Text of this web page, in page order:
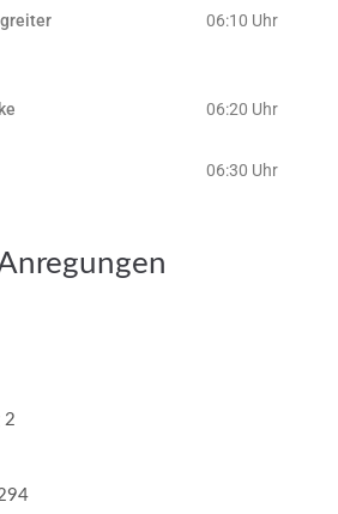
06:10 Uhr
06:20 Uhr
06:30 Uhr
2